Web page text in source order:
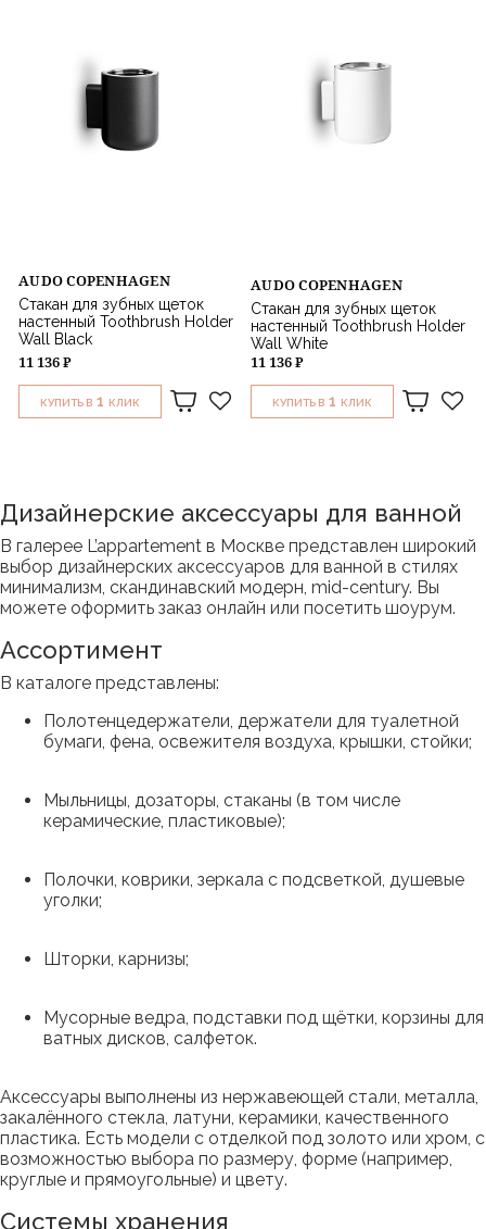
AUDO COPENHAGEN
Стакан для зубных щеток
настенный Toothbrush Holder
Wall Black
11 136 ₽
КУПИТЬ В 1 КЛИК
AUDO COPENHAGEN
Стакан для зубных щеток
настенный Toothbrush Holder
Wall White
11 136 ₽
КУПИТЬ В 1 КЛИК
Дизайнерские аксессуары для ванной
В галерее L’appartement в Москве представлен широкий
выбор дизайнерских аксессуаров для ванной в стилях
минимализм, скандинавский модерн, mid-century. Вы
можете оформить заказ онлайн или посетить шоурум.
Ассортимент
В каталоге представлены:
Полотенцедержатели, держатели для туалетной
бумаги, фена, освежителя воздуха, крышки, стойки;
Мыльницы, дозаторы, стаканы (в том числе
керамические, пластиковые);
Полочки, коврики, зеркала с подсветкой, душевые
уголки;
Шторки, карнизы;
Мусорные ведра, подставки под щётки, корзины для
ватных дисков, салфеток.
Аксессуары выполнены из нержавеющей стали, металла,
закалённого стекла, латуни, керамики, качественного
пластика. Есть модели с отделкой под золото или хром, с
возможностью выбора по размеру, форме (например,
круглые и прямоугольные) и цвету.
Системы хранения